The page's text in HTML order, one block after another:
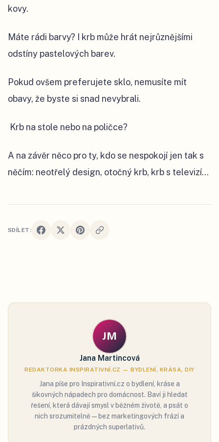
kovy.
Máte rádi barvy? I krb může hrát nejrůznějšími
odstíny pastelových barev.
Pokud ovšem preferujete sklo, nemusíte mít
obavy, že byste si snad nevybrali.
Krb na stole nebo na poličce?
A na závěr něco pro ty, kdo se nespokojí jen tak s
něčím: neotřelý design, otočný krb, krb s televizí...
SDÍLET:
JM
Jana Martincová
REDAKTORKA INSPIRATIVNÍ.CZ — BYDLENÍ, KRÁSA, DIY
Jana píše pro Inspirativní.cz o bydlení, kráse a
šikovných nápadech pro domácnost. Baví ji hledat
řešení, která dávají smysl v běžném životě, a psát o
nich srozumitelně — bez marketingových frází a
prázdných superlativů.